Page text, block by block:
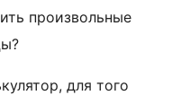
произвольные
для того